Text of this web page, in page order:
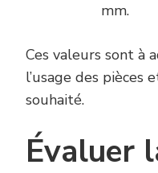
mm.
Ces valeurs sont à
l’usage des pièces
souhaité.
Évaluer